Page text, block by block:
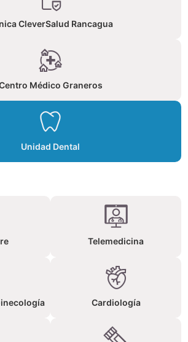
CleverSalud Rancagua
Médico Graneros
Unidad Dental
Telemedicina
Cardiología